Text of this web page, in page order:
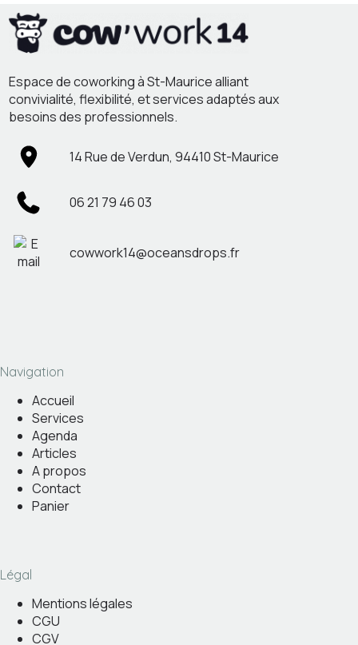
Espace de coworking à St-Maurice alliant
convivialité, flexibilité, et services adaptés aux
besoins des professionnels.
14 Rue de Verdun, 94410 St-Maurice
06 21 79 46 03
cowwork14@oceansdrops.fr
Navigation
Accueil
Services
Agenda
Articles
A propos
Contact
Panier
Légal
Mentions légales
CGU
CGV